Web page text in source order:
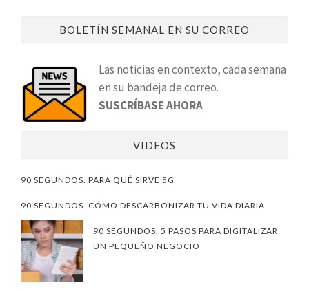
BOLETÍN SEMANAL EN SU CORREO
Las noticias en contexto, cada semana
en su bandeja de correo.
SUSCRÍBASE AHORA
VIDEOS
90 SEGUNDOS. PARA QUÉ SIRVE 5G
90 SEGUNDOS. CÓMO DESCARBONIZAR TU VIDA DIARIA
90 SEGUNDOS. 5 PASOS PARA DIGITALIZAR
UN PEQUEÑO NEGOCIO